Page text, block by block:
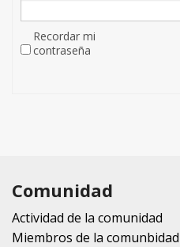
Recordar mi
contraseña
Comunidad
Actividad de la comunidad
Miembros de la comunbidad